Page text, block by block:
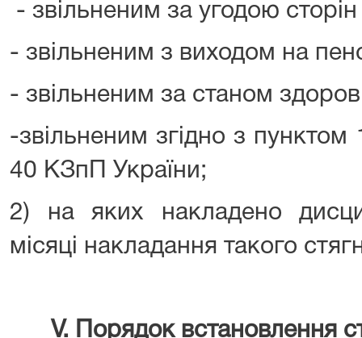
- звільненим за угодою сторін
- звільненим з виходом на
- звільненим за станом
-звільненим згідно з пунктом
40 КЗпП України;
2) на яких накладено
місяці накладання такого
V. Порядок встановлення